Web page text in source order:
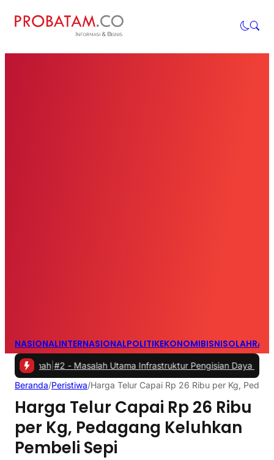
NASIONALINTERNASIONALPOLITIKEKONOMIBISNIS
#2 -Masalah Utama Infrastruktur Pengisian Daya untuk Mobil
Beranda/Peristiwa/Harga Telur Capai Rp 26 Ribu per Kg,
Harga Telur Capai Rp 26 Ribu
per Kg, Pedagang Keluhkan
Pembeli Sepi